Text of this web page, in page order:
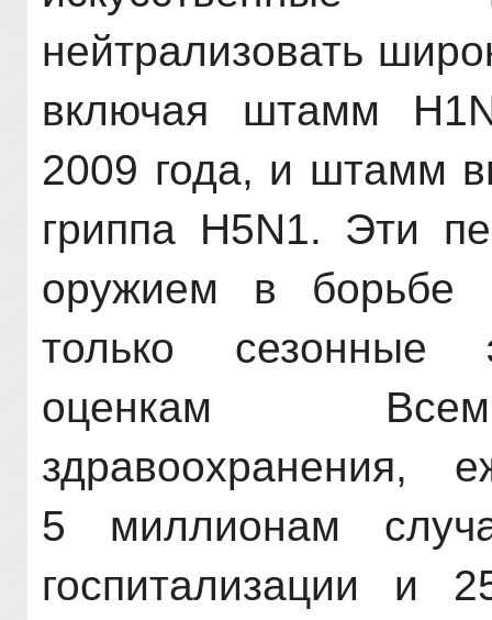
нейтрализовать
включая штамм
2009 года, и штамм
гриппа H5N1. Эти
оружием в борьбе
только сезонные
оценкам
здравоохранения,
5 миллионам
госпитализации и